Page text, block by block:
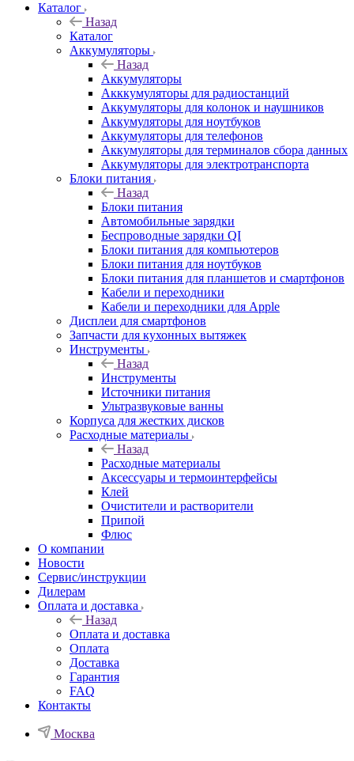
Каталог
Назад
Каталог
Аккумуляторы
Назад
Аккумуляторы
Акккумуляторы для радиостанций
Аккумуляторы для колонок и наушников
Аккумуляторы для ноутбуков
Аккумуляторы для телефонов
Аккумуляторы для терминалов сбора данных
Аккумуляторы для электротранспорта
Блоки питания
Назад
Блоки питания
Автомобильные зарядки
Беспроводные зарядки QI
Блоки питания для компьютеров
Блоки питания для ноутбуков
Блоки питания для планшетов и смартфонов
Кабели и переходники
Кабели и переходники для Apple
Дисплеи для смартфонов
Запчасти для кухонных вытяжек
Инструменты
Назад
Инструменты
Источники питания
Ультразвуковые ванны
Корпуса для жестких дисков
Расходные материалы
Назад
Расходные материалы
Аксессуары и термоинтерфейсы
Клей
Очистители и растворители
Припой
Флюс
О компании
Новости
Сервис/инструкции
Дилерам
Оплата и доставка
Назад
Оплата и доставка
Оплата
Доставка
Гарантия
FAQ
Контакты
Москва